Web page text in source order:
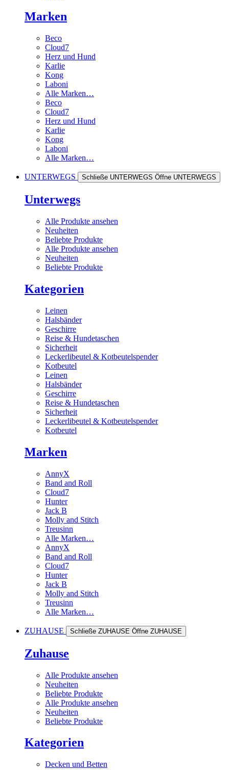
Marken
Beco
Cloud7
Herz und Hund
Karlie
Kong
Laboni
Alle Marken…
Beco
Cloud7
Herz und Hund
Karlie
Kong
Laboni
Alle Marken…
UNTERWEGS Schließe UNTERWEGS Öffne UNTERWEGS
Unterwegs
Alle Produkte ansehen
Neuheiten
Beliebte Produkte
Alle Produkte ansehen
Neuheiten
Beliebte Produkte
Kategorien
Leinen
Halsbänder
Geschirre
Reise & Hundetaschen
Sicherheit
Leckerlibeutel & Kotbeutelspender
Kotbeutel
Leinen
Halsbänder
Geschirre
Reise & Hundetaschen
Sicherheit
Leckerlibeutel & Kotbeutelspender
Kotbeutel
Marken
AnnyX
Band and Roll
Cloud7
Hunter
Jack B
Molly and Stitch
Treusinn
Alle Marken…
AnnyX
Band and Roll
Cloud7
Hunter
Jack B
Molly and Stitch
Treusinn
Alle Marken…
ZUHAUSE Schließe ZUHAUSE Öffne ZUHAUSE
Zuhause
Alle Produkte ansehen
Neuheiten
Beliebte Produkte
Alle Produkte ansehen
Neuheiten
Beliebte Produkte
Kategorien
Decken und Betten